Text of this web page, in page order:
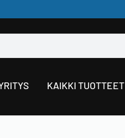
KAIKKI TUOTTEET